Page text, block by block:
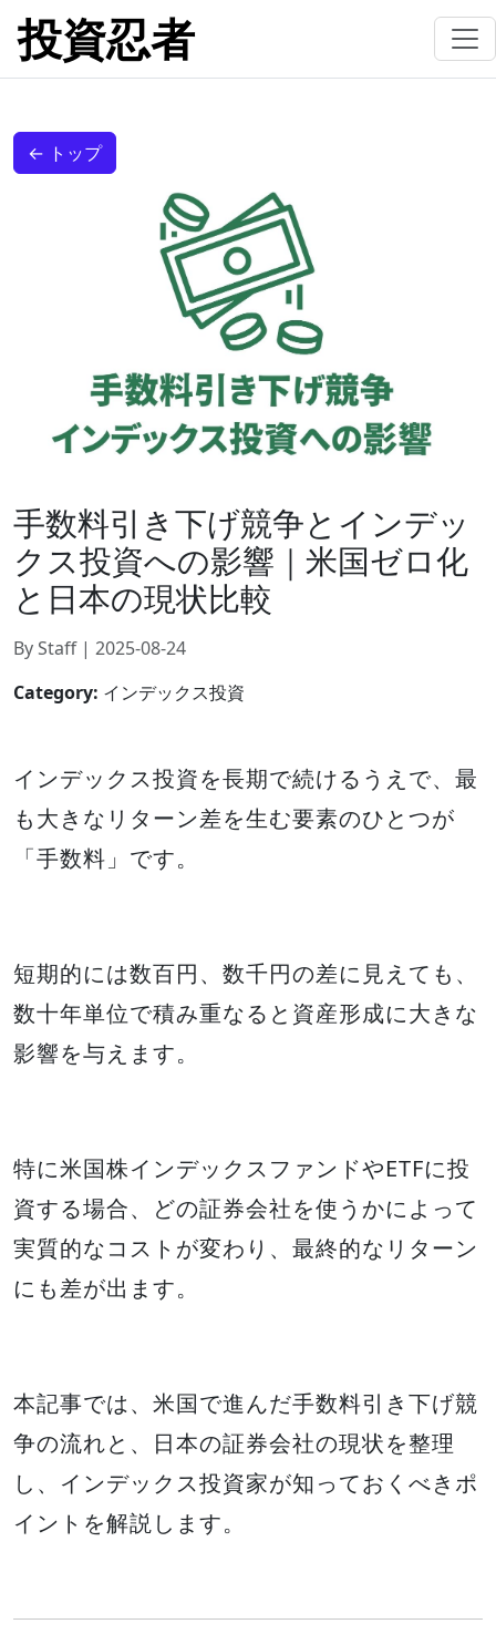
投資忍者
← トップ
手数料引き下げ競争とインデッ
クス投資への影響｜米国ゼロ化
と日本の現状比較
By Staff | 2025-08-24
Category: インデックス投資
インデックス投資を長期で続けるうえで、最
も大きなリターン差を生む要素のひとつが
「手数料」です。
短期的には数百円、数千円の差に見えても、
数十年単位で積み重なると資産形成に大きな
影響を与えます。
特に米国株インデックスファンドやETFに投
資する場合、どの証券会社を使うかによって
実質的なコストが変わり、最終的なリターン
にも差が出ます。
本記事では、米国で進んだ手数料引き下げ競
争の流れと、日本の証券会社の現状を整理
し、インデックス投資家が知っておくべきポ
イントを解説します。